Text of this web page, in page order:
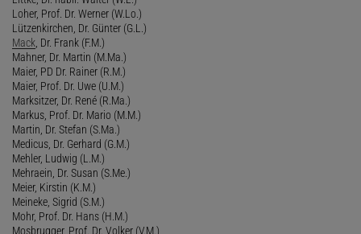
Loher, Prof. Dr. Werner (W.Lo.)
Lützenkirchen, Dr. Günter (G.L.)
Mack , Dr. Frank (F.M.)
Mahner, Dr. Martin (M.Ma.)
Maier, PD Dr. Rainer (R.M.)
Maier, Prof. Dr. Uwe (U.M.)
Marksitzer, Dr. René (R.Ma.)
Markus, Prof. Dr. Mario (M.M.)
Martin, Dr. Stefan (S.Ma.)
Medicus, Dr. Gerhard (G.M.)
Mehler, Ludwig (L.M.)
Mehraein, Dr. Susan (S.Me.)
Meier, Kirstin (K.M.)
Meineke, Sigrid (S.M.)
Mohr, Prof. Dr. Hans (H.M.)
Mosbrugger, Prof. Dr. Volker (V.M.)